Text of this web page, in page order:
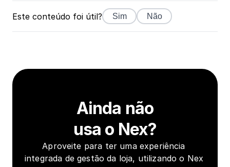
Este conteúdo foi útil? Sim Não
Ainda não
usa o Nex?
Aproveite para ter uma experiência
integrada de gestão da loja, utilizando o Nex